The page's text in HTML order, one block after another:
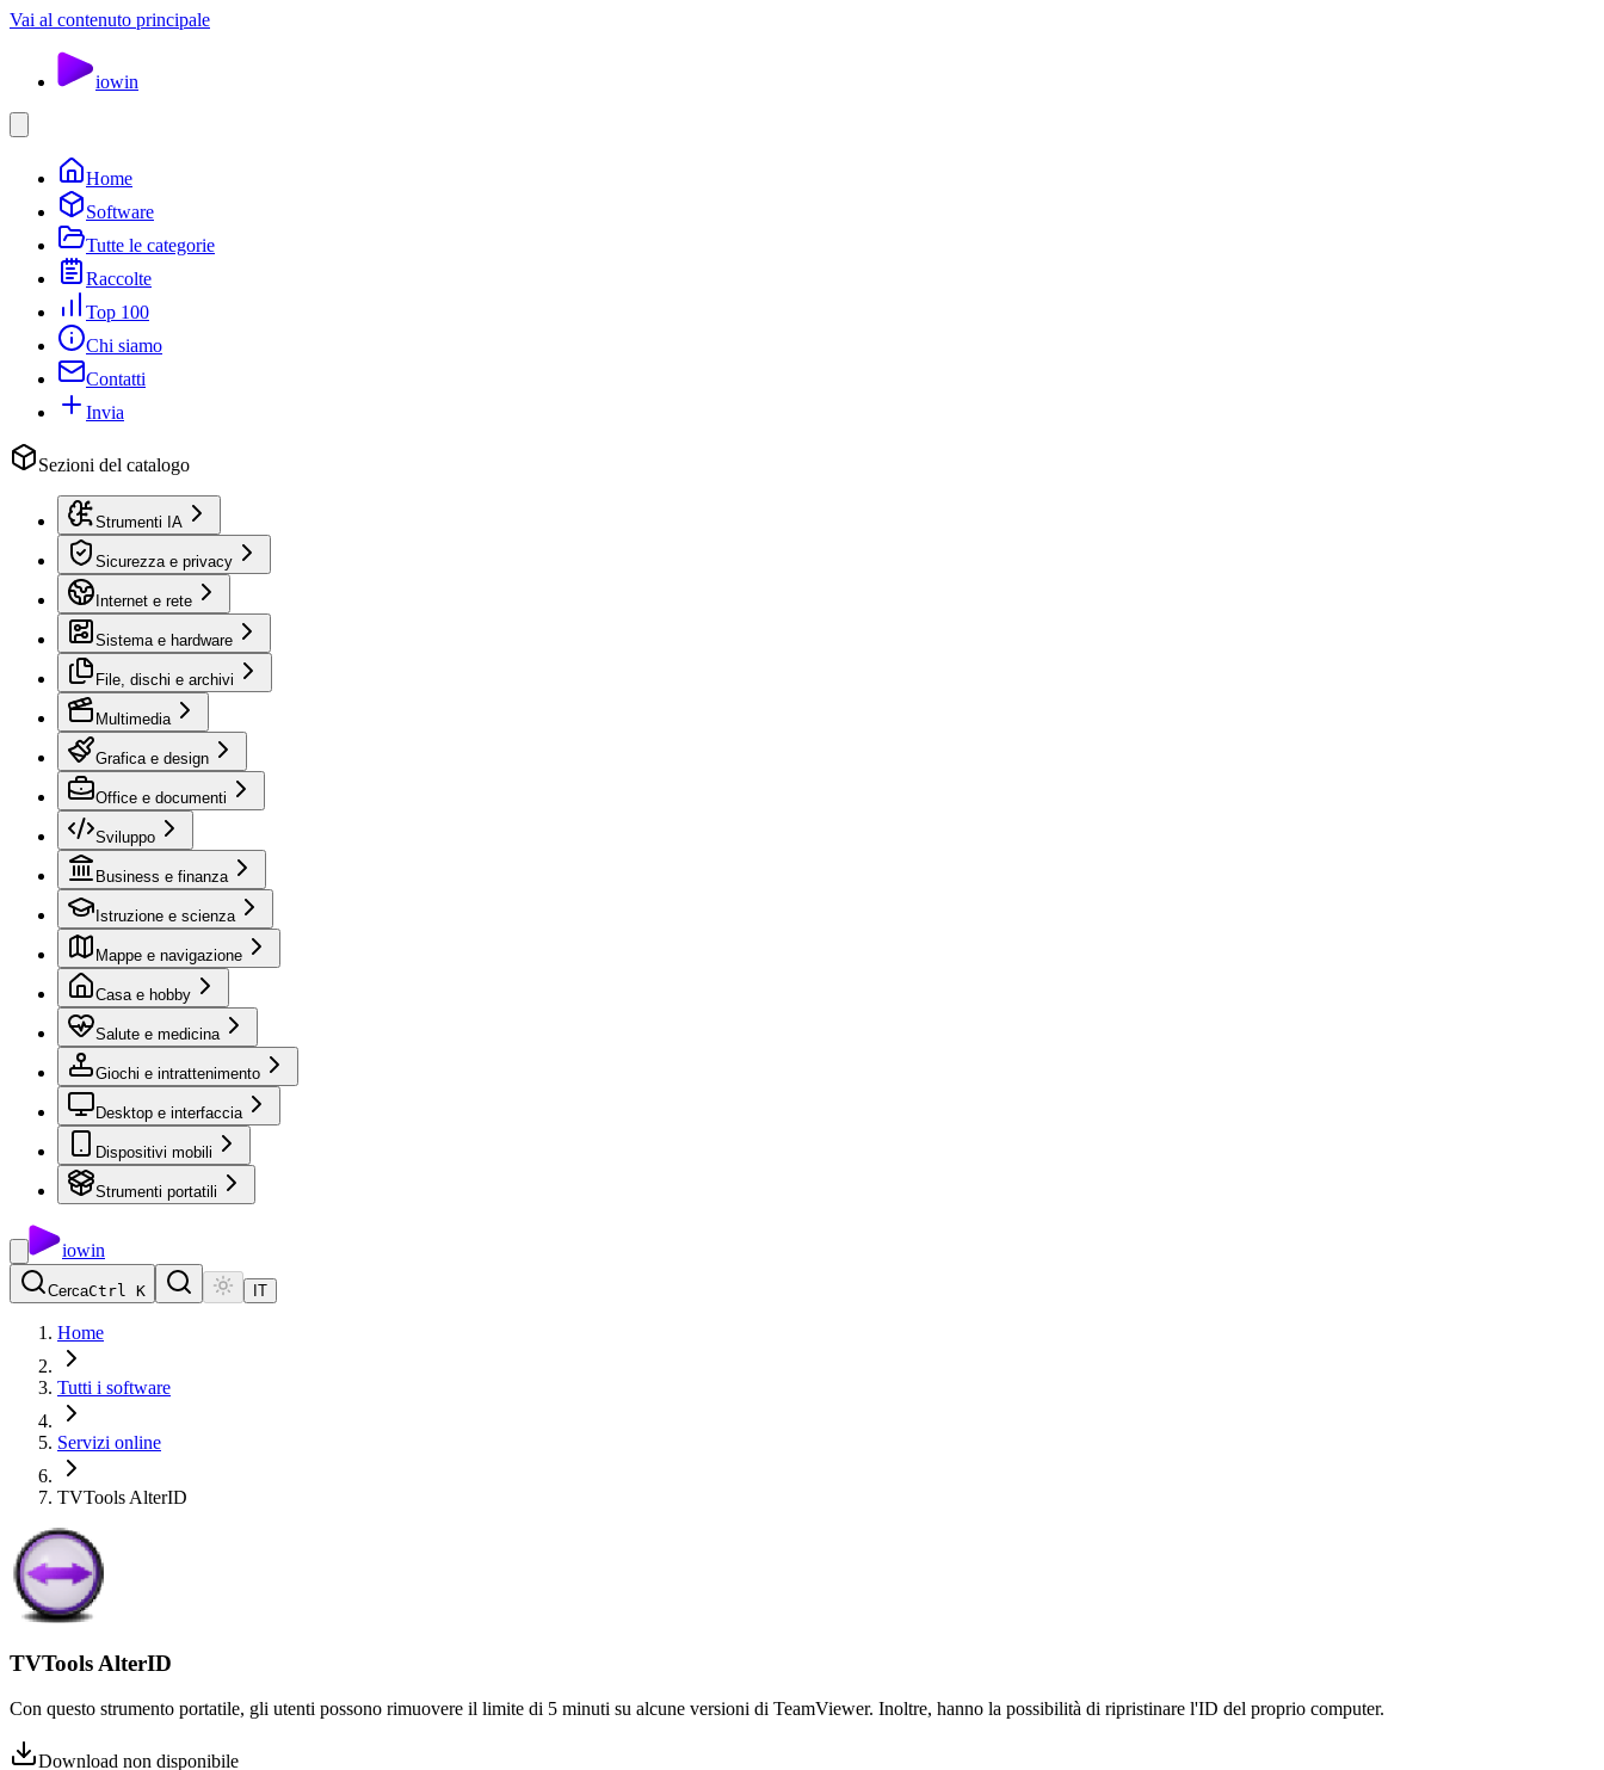
Vai al contenuto principale
iowin
Home
Software
Tutte le categorie
Raccolte
Top 100
Chi siamo
Contatti
Invia
Sezioni del catalogo
Strumenti IA
Sicurezza e privacy
Internet e rete
Sistema e hardware
File, dischi e archivi
Multimedia
Grafica e design
Office e documenti
Sviluppo
Business e finanza
Istruzione e scienza
Mappe e navigazione
Casa e hobby
Salute e medicina
Giochi e intrattenimento
Desktop e interfaccia
Dispositivi mobili
Strumenti portatili
iowin
CercaCtrl K IT
Home
Tutti i software
Servizi online
TVTools AlterID
TVTools AlterID
Con questo strumento portatile, gli utenti possono rimuovere il limite di 5 minuti su alcune versioni di TeamViewer. Inoltre, hanno la possibilità di ripristinare l'ID del proprio computer.
Download non disponibile